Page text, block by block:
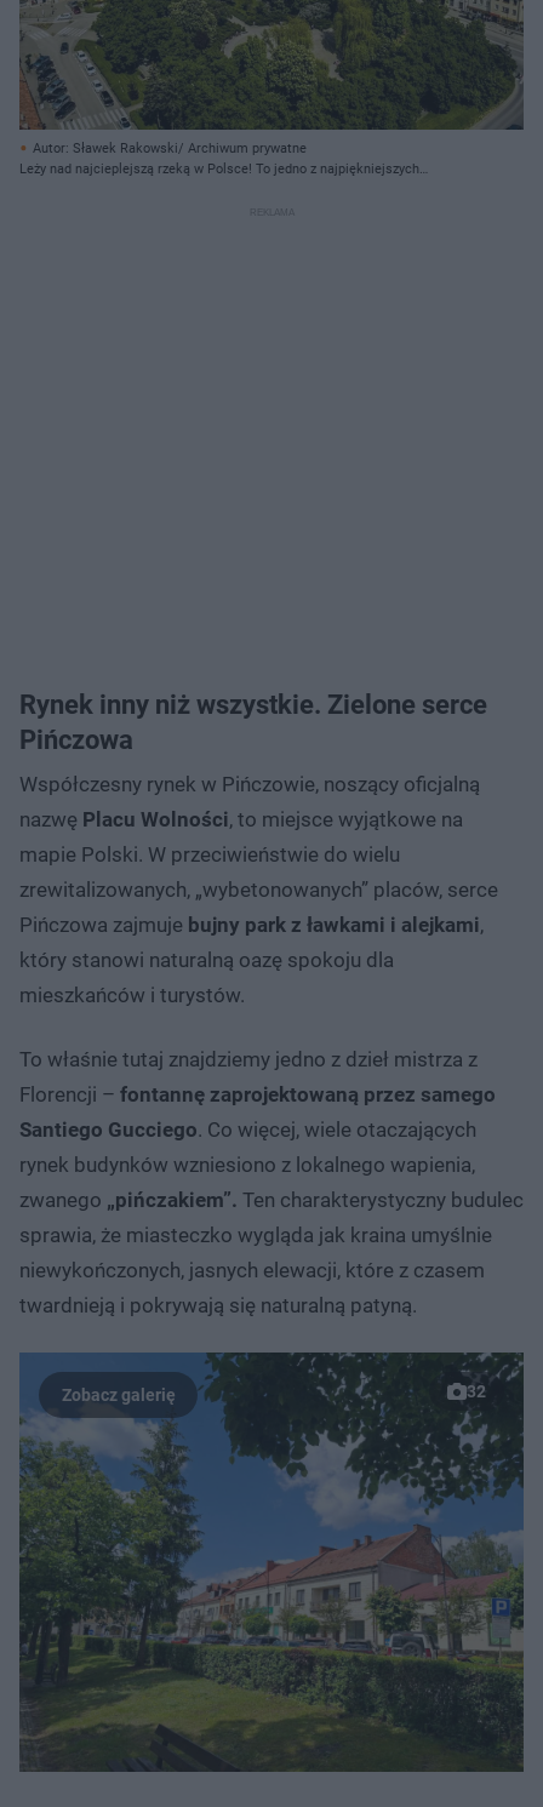
Autor: Sławek Rakowski/ Archiwum prywatne
Leży nad najcieplejszą rzeką w Polsce! To jedno z najpiękniejszych
Rynek inny niż wszystkie. Zielone serce
Pińczowa
Współczesny rynek w Pińczowie, noszący oficjalną
nazwę Placu Wolności, to miejsce wyjątkowe na
mapie Polski. W przeciwieństwie do wielu
zrewitalizowanych, „wybetonowanych” placów, serce
Pińczowa zajmuje bujny park z ławkami i alejkami,
który stanowi naturalną oazę spokoju dla
mieszkańców i turystów.
To właśnie tutaj znajdziemy jedno z dzieł mistrza z
Florencji – fontannę zaprojektowaną przez samego
Santiego Gucciego. Co więcej, wiele otaczających
rynek budynków wzniesiono z lokalnego wapienia,
zwanego „pińczakiem”. Ten charakterystyczny budulec
sprawia, że miasteczko wygląda jak kraina umyślnie
niewykończonych, jasnych elewacji, które z czasem
twardnieją i pokrywają się naturalną patyną.
32